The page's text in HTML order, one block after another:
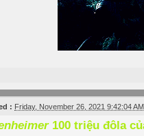
: Friday, November 26, 2021 9:42:04
100 triệu đôla